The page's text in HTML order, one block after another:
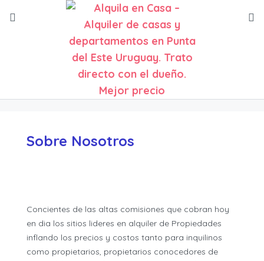
Sobre Nosotros
Concientes de las altas comisiones que cobran hoy
en dia los sitios lideres en alquiler de Propiedades
inflando los precios y costos tanto para inquilinos
como propietarios, propietarios conocedores de